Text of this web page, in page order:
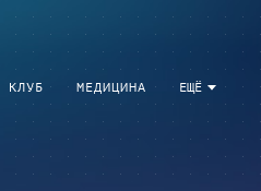
ЕЩЁ
КЛУБ МЕДИЦИНА